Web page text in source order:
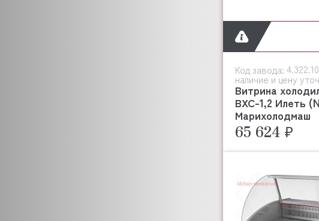
Код завода:
наличие и цену
Витрина
ВХС-1,2 Илеть
Марихолодмаш
65 624 ₽